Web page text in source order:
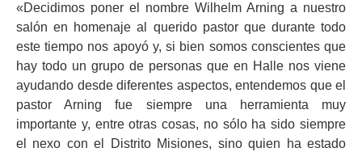
«Decidimos poner el nombre Wilhelm Arning a nuestro
salón en homenaje al querido pastor que durante todo
este tiempo nos apoyó y, si bien somos conscientes que
hay todo un grupo de personas que en Halle nos viene
ayudando desde diferentes aspectos, entendemos que el
pastor Arning fue siempre una herramienta muy
importante y, entre otras cosas, no sólo ha sido siempre
el nexo con el Distrito Misiones, sino quien ha estado